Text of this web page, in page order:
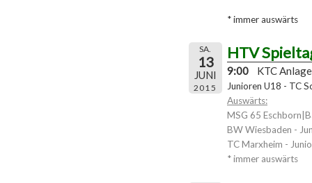
* immer auswärts
SA.
13
JUNI
2015
HTV
9:00 KTC Anlage
Junioren U18 - TC
Auswärts:
MSG 65
BW Wiesbaden -
TC Marxheim -
* immer auswärts